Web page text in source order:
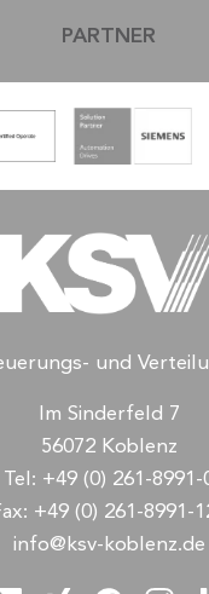
PARTNER
und
Im Sinderfeld 7
56072 Koblenz
Tel: +49 (0) 261-8991-
+49 (0) 261-8991-
info@ksv-koblenz.de